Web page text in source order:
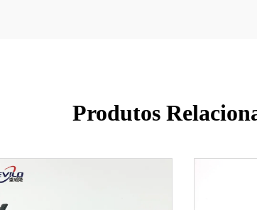
Produtos